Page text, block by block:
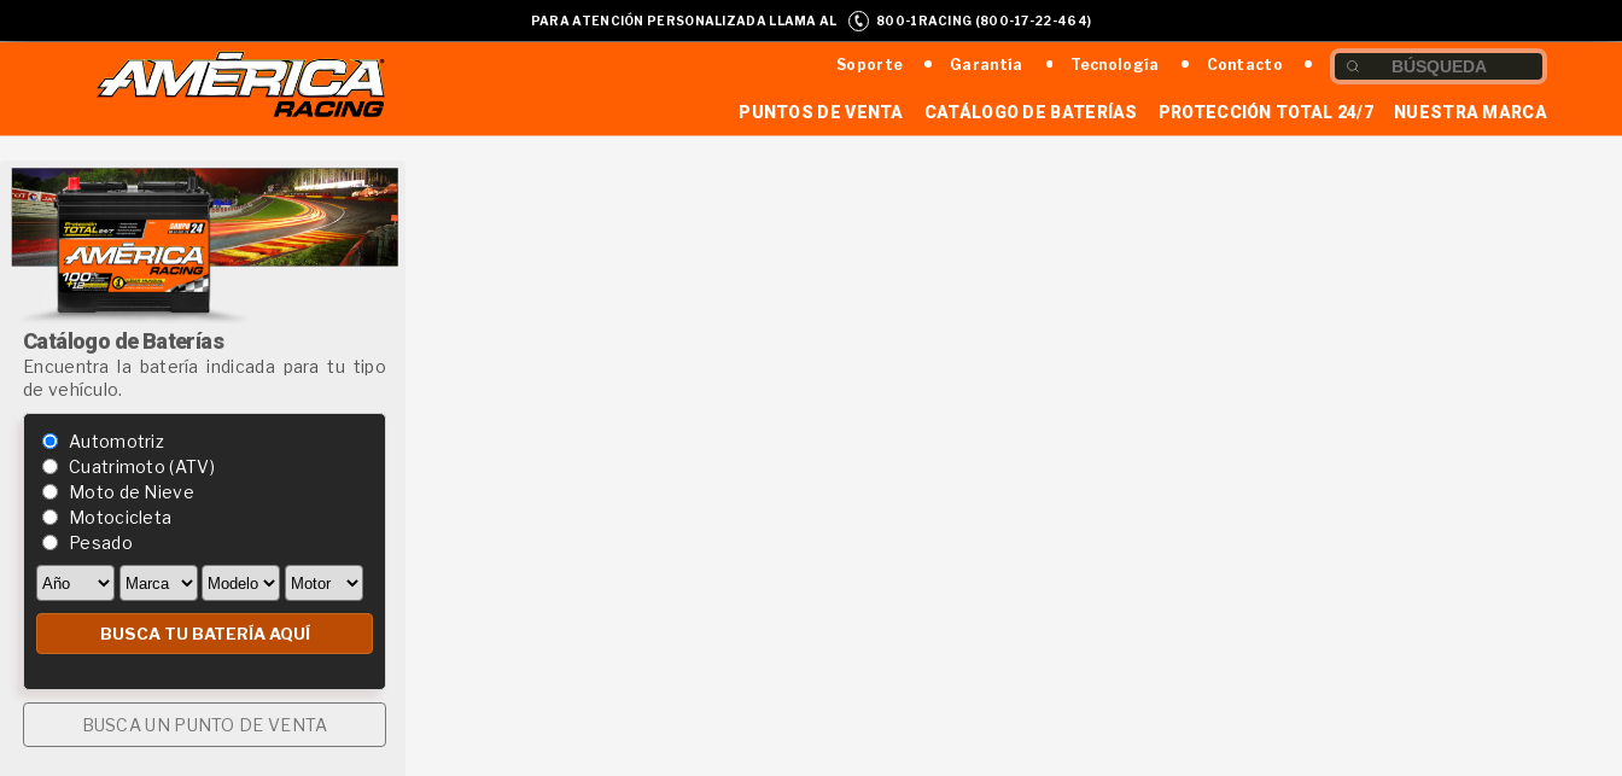
PARA ATENCIÓN PERSONALIZADA LLAMA AL 800-1RACING (800-17-22-464)
Contacto
Tecnología
Garantía
Soporte
NUESTRA MARCA
PROTECCIÓN TOTAL 24/7
CATÁLOGO DE BATERÍAS
PUNTOS DE VENTA
Catálogo de Baterías
Encuentra la batería indicada para tu tipo
de vehículo.
Automotriz
Cuatrimoto (ATV)
Moto de Nieve
Motocicleta
Pesado
BUSCA UN PUNTO DE VENTA